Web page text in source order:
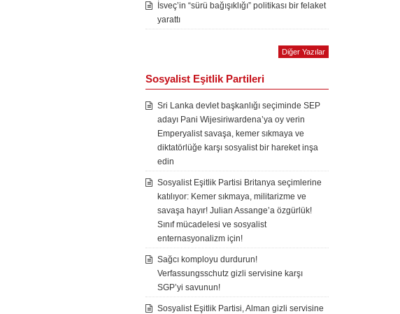
İsveç’in “sürü bağışıklığı” politikası bir felaket
yarattı
Diğer Yazılar
Sosyalist Eşitlik Partileri
Sri Lanka devlet başkanlığı seçiminde SEP
adayı Pani Wijesiriwardena’ya oy verin
Emperyalist savaşa, kemer sıkmaya ve
diktatörlüğe karşı sosyalist bir hareket inşa
edin
Sosyalist Eşitlik Partisi Britanya seçimlerine
katılıyor: Kemer sıkmaya, militarizme ve
savaşa hayır! Julian Assange’a özgürlük!
Sınıf mücadelesi ve sosyalist
enternasyonalizm için!
Sağcı komployu durdurun!
Verfassungsschutz gizli servisine karşı
SGP’yi savunun!
Sosyalist Eşitlik Partisi, Alman gizli servisine